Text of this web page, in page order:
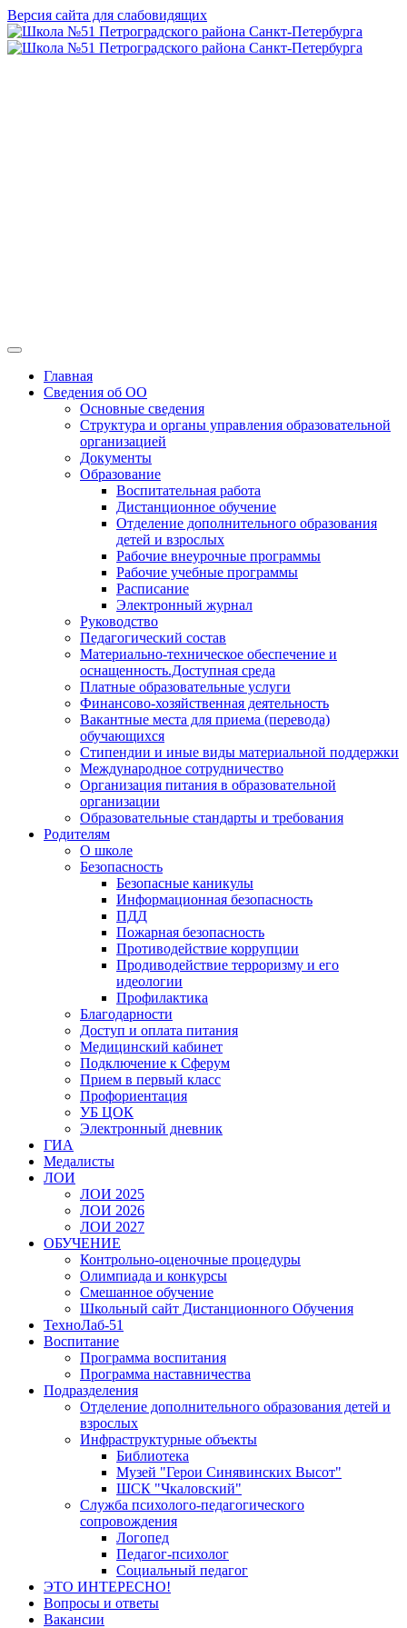
Версия сайта для слабовидящих
Главная
Сведения об ОО
Основные сведения
Структура и органы управления образовательной
организацией
Документы
Образование
Воспитательная работа
Дистанционное обучение
Отделение дополнительного образования
детей и взрослых
Рабочие внеурочные программы
Рабочие учебные программы
Расписание
Электронный журнал
Руководство
Педагогический состав
Материально-техническое обеспечение и
оснащенность.Доступная среда
Платные образовательные услуги
Финансово-хозяйственная деятельность
Вакантные места для приема (перевода)
обучающихся
Стипендии и иные виды материальной поддержки
Международное сотрудничество
Организация питания в образовательной
организации
Образовательные стандарты и требования
Родителям
О школе
Безопасность
Безопасные каникулы
Информационная безопасность
ПДД
Пожарная безопасность
Противодействие коррупции
Продиводействие терроризму и его
идеологии
Профилактика
Благодарности
Доступ и оплата питания
Медицинский кабинет
Подключение к Сферум
Прием в первый класс
Профориентация
УБ ЦОК
Электронный дневник
ГИА
Медалисты
ЛОИ
ЛОИ 2025
ЛОИ 2026
ЛОИ 2027
ОБУЧЕНИЕ
Контрольно-оценочные процедуры
Олимпиада и конкурсы
Смешанное обучение
Школьный сайт Дистанционного Обучения
ТехноЛаб-51
Воспитание
Программа воспитания
Программа наставничества
Подразделения
Отделение дополнительного образования детей и
взрослых
Инфраструктурные объекты
Библиотека
Музей "Герои Синявинских Высот"
ШСК "Чкаловский"
Служба психолого-педагогического
сопровождения
Логопед
Педагог-психолог
Социальный педагог
ЭТО ИНТЕРЕСНО!
Вопросы и ответы
Вакансии